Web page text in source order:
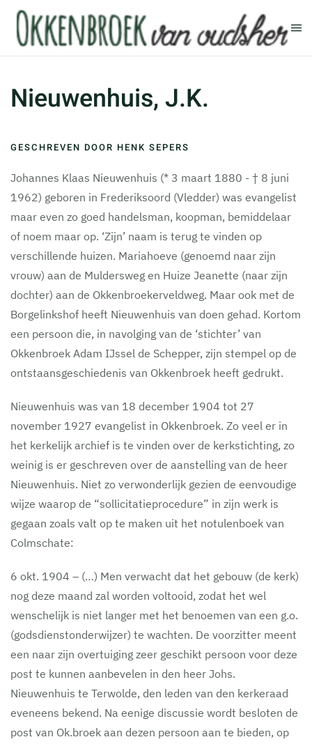
Terug naar hoofdinhoud
Nieuwenhuis, J.K.
GESCHREVEN DOOR HENK SEPERS
Johannes Klaas Nieuwenhuis (* 3 maart 1880 - † 8 juni
1962) geboren in Frederiksoord (Vledder) was evangelist
maar even zo goed handelsman, koopman, bemiddelaar
of noem maar op. ‘Zijn’ naam is terug te vinden op
verschillende huizen. Mariahoeve (genoemd naar zijn
vrouw) aan de Muldersweg en Huize Jeanette (naar zijn
dochter) aan de Okkenbroekerveldweg. Maar ook met de
Borgelinkshof heeft Nieuwenhuis van doen gehad. Kortom
een persoon die, in navolging van de ‘stichter’ van
Okkenbroek Adam IJssel de Schepper, zijn stempel op de
ontstaansgeschiedenis van Okkenbroek heeft gedrukt.
Nieuwenhuis was van 18 december 1904 tot 27
november 1927 evangelist in Okkenbroek. Zo veel er in
het kerkelijk archief is te vinden over de kerkstichting, zo
weinig is er geschreven over de aanstelling van de heer
Nieuwenhuis. Niet zo verwonderlijk gezien de eenvoudige
wijze waarop de “sollicitatieprocedure” in zijn werk is
gegaan zoals valt op te maken uit het notulenboek van
Colmschate:
6 okt. 1904 – (…) Men verwacht dat het gebouw (de kerk)
nog deze maand zal worden voltooid, zodat het wel
wenschelijk is niet langer met het benoemen van een g.o.
(godsdienstonderwijzer) te wachten. De voorzitter meent
een naar zijn overtuiging zeer geschikt persoon voor deze
post te kunnen aanbevelen in den heer Johs.
Nieuwenhuis te Terwolde, den leden van den kerkeraad
eveneens bekend. Na eenige discussie wordt besloten de
post van Ok.broek aan dezen persoon aan te bieden, op